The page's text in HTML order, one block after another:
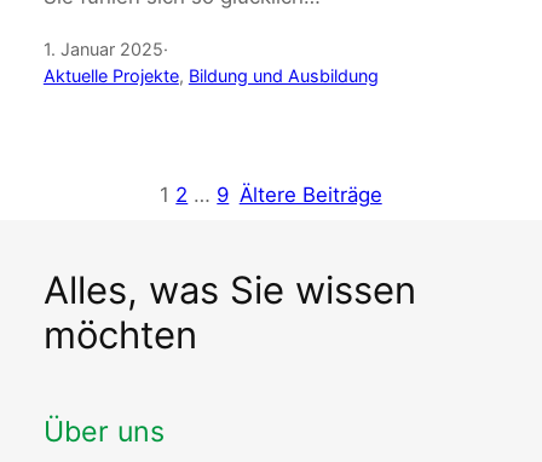
1. Januar 2025·
Aktuelle Projekte, Bildung und Ausbildung
1 2 … 9 Ältere Beiträge
Alles, was Sie wissen
möchten
Über uns